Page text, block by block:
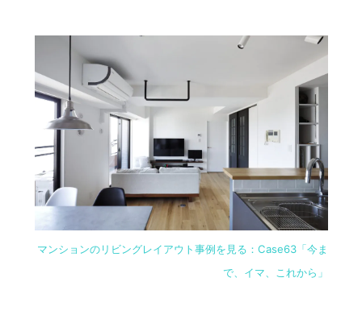
マンションのリビングレイアウト事例を見る：Case63「今ま
で、イマ、これから」